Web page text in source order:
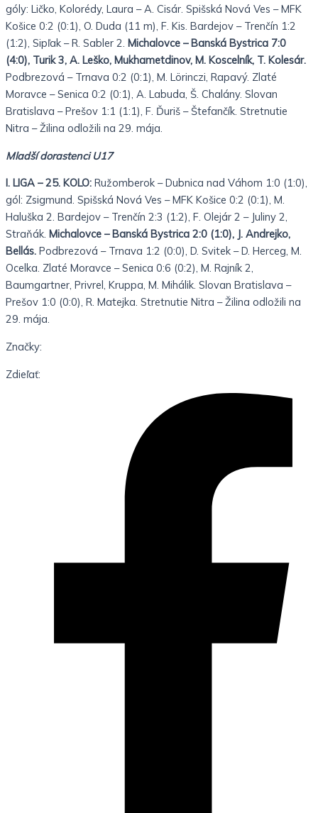
góly: Ličko, Kolorédy, Laura – A. Cisár. Spišská Nová Ves – MFK
Košice 0:2 (0:1), O. Duda (11 m), F. Kis. Bardejov – Trenčín 1:2
(1:2), Sipľak – R. Sabler 2. Michalovce – Banská Bystrica 7:0
(4:0), Turik 3, A. Leško, Mukhametdinov, M. Koscelník, T. Kolesár.
Podbrezová – Trnava 0:2 (0:1), M. Lörinczi, Rapavý. Zlaté
Moravce – Senica 0:2 (0:1), A. Labuda, Š. Chalány. Slovan
Bratislava – Prešov 1:1 (1:1), F. Ďuriš – Štefančík. Stretnutie
Nitra – Žilina odložili na 29. mája.
Mladší dorastenci U17
I. LIGA – 25. KOLO: Ružomberok – Dubnica nad Váhom 1:0 (1:0),
gól: Zsigmund. Spišská Nová Ves – MFK Košice 0:2 (0:1), M.
Haluška 2. Bardejov – Trenčín 2:3 (1:2), F. Olejár 2 – Juliny 2,
Straňák. Michalovce – Banská Bystrica 2:0 (1:0), J. Andrejko,
Bellás. Podbrezová – Trnava 1:2 (0:0), D. Svitek – D. Herceg, M.
Ocelka. Zlaté Moravce – Senica 0:6 (0:2), M. Rajník 2,
Baumgartner, Privrel, Kruppa, M. Mihálik. Slovan Bratislava –
Prešov 1:0 (0:0), R. Matejka. Stretnutie Nitra – Žilina odložili na
29. mája.
Značky:
Zdieľať: